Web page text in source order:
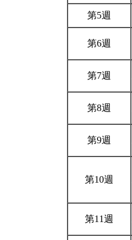
第5週
第6週
第7週
第8週
第9週
第10週
第11週